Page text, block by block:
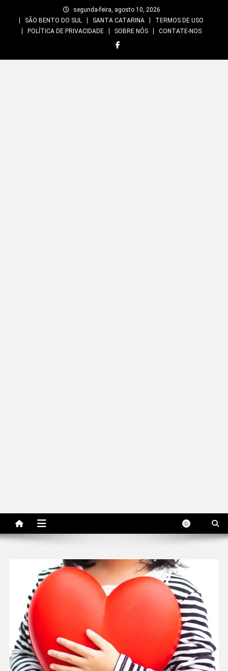
segunda-feira, agosto 10, 2026
SÃO BENTO DO SUL
SANTA CATARINA
TERMOS DE USO
POLÍTICA DE PRIVACIDADE
SOBRE NÓS CONTATE-NOS